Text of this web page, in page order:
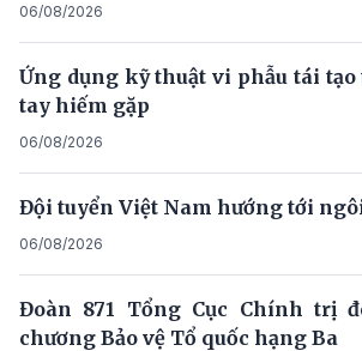
06/08/2026
Ứng dụng kỹ thuật vi phẫu tái
tay hiếm gặp
06/08/2026
Đội tuyển Việt Nam hướng tới
06/08/2026
Đoàn 871 Tổng Cục Chính trị
chương Bảo vệ Tổ quốc hạng Ba